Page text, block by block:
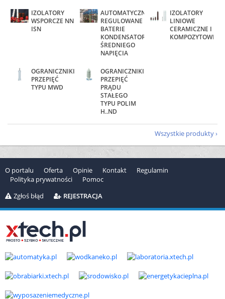
IZOLATORY
WSPORCZE NN
ISN
AUTOMATYCZNIE
REGULOWANE
BATERIE
KONDENSATORÓW
ŚREDNIEGO
NAPIĘCIA
IZOLATORY
LINIOWE
CERAMICZNE I
KOMPOZYTOWE
OGRANICZNIKI
PRZEPIĘĆ
TYPU MWD
OGRANICZNIKI
PRZEPIĘĆ
PRĄDU
STAŁEGO
TYPU POLIM
H..ND
Wszystkie produkty
O portalu Oferta Opinie Kontakt
Regulamin
Polityka prywatności
Pomoc
Zgłoś błąd
REJESTRACJA